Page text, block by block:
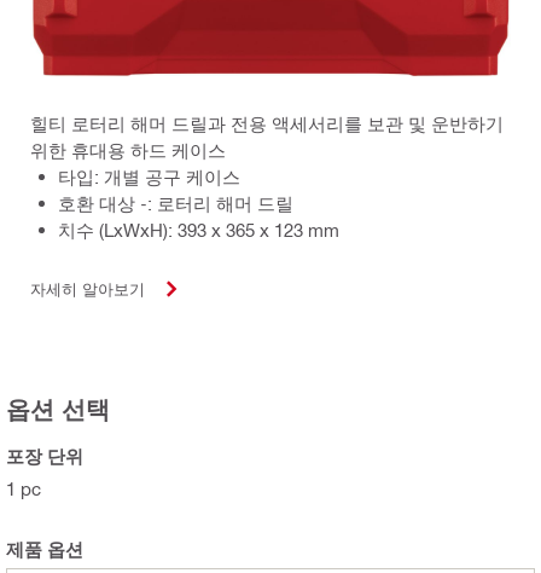
힐티 로터리 해머 드릴과 전용 액세서리를 보관 및 운반하기
위한 휴대용 하드 케이스
타입: 개별 공구 케이스
호환 대상 -: 로터리 해머 드릴
치수 (LxWxH): 393 x 365 x 123 mm
자세히 알아보기
옵션 선택
포장 단위
1 pc
제품 옵션